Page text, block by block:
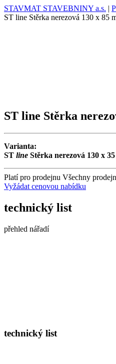
STAVMAT STAVEBNINY a.s. |
ST line Stěrka nerezová 130 x 85
ST line Stěrka
Varianta:
ST line Stěrka nerezová 130 x
Platí pro prodejnu Všechny
Vyžádat cenovou nabídku
technický list
přehled nářadí
technický list